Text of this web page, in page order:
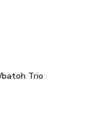
batoh Trio